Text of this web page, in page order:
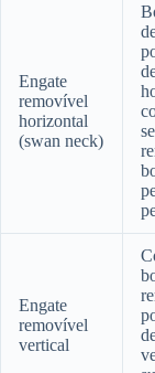
Engate
removível
horizontal
(swan neck)
Engate
removível
vertical